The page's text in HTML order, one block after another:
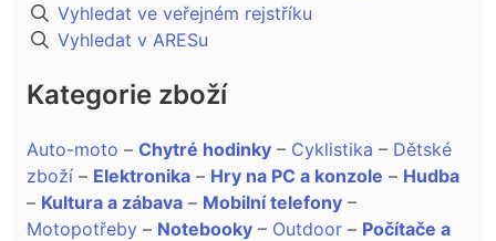
Vyhledat ve veřejném rejstříku
Vyhledat v ARESu
Kategorie zboží
Auto-moto – Chytré hodinky – Cyklistika – Dětské
zboží – Elektronika – Hry na PC a konzole – Hudba
– Kultura a zábava – Mobilní telefony –
Motopotřeby – Notebooky – Outdoor – Počítače a